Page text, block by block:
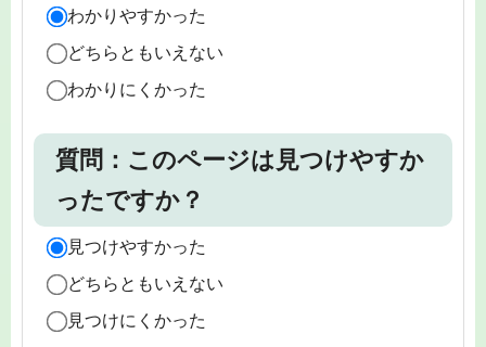
わかりやすかった
どちらともいえない
わかりにくかった
質問：このページは見つけやすか
ったですか？
見つけやすかった
どちらともいえない
見つけにくかった